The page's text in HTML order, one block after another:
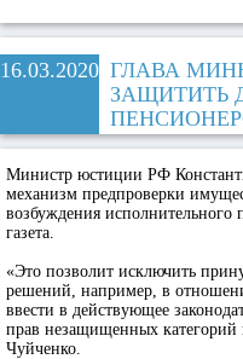
16.03.2020 ГЛАВА
ЗАЩИТИТЬ
Министр юстиции РФ
механизм предпроверки
возбуждения исполнительного
газета.
«Это позволит исключить
решений, например, в
ввести в действующее
прав незащищенных
Чуйченко.